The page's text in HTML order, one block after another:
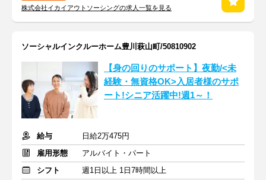
株式会社イカイアウトソーシングの求人一覧を見る
ソーシャルインクルーホーム豊川萩山町/50810902
【身の回りのサポート】夜勤/<未
経験・無資格OK>入居者様のサポ
ート!シニア活躍中!週1～！
給与
日給2万475円
雇用形態
アルバイト・パート
シフト
週1日以上 1日7時間以上